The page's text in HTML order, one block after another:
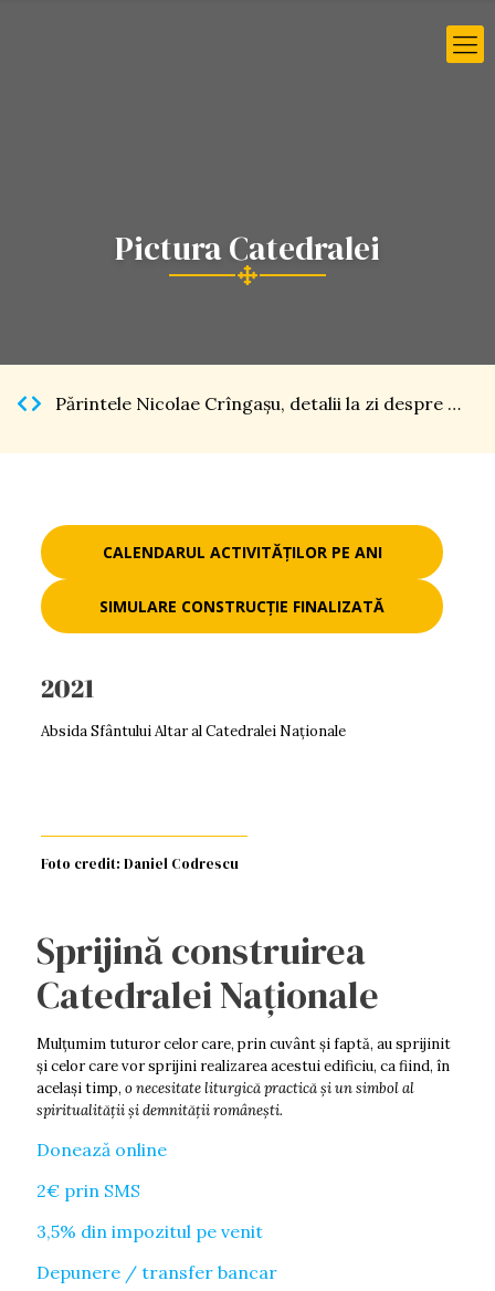
Pictura Catedralei
Părintele Nicolae Crîngaşu, detalii la zi despre Catedrala Naţională […]
CALENDARUL ACTIVITĂȚILOR PE ANI
SIMULARE CONSTRUCȚIE FINALIZATĂ
2021
Absida Sfântului Altar al Catedralei Naționale
Foto credit: Daniel Codrescu
Sprijină construirea
Catedralei Naționale
Mulţumim tuturor celor care, prin cuvânt şi faptă, au sprijinit
şi celor care vor sprijini realizarea acestui edificiu, ca fiind, în
acelaşi timp, o necesitate liturgică practică şi un simbol al
spiritualităţii şi demnității româneşti.
Donează online
2€ prin SMS
3,5% din impozitul pe venit
Depunere / transfer bancar